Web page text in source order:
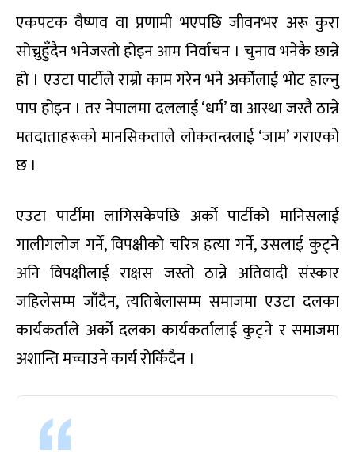
एकपटक वैष्णव वा प्रणामी भएपछि जीवनभर अरू कुरा
सोच्नुहुँदैन भनेजस्तो होइन आम निर्वाचन । चुनाव भनेकै छान्ने
हो । एउटा पार्टीले राम्रो काम गरेन भने अर्कोलाई भोट हाल्नु
पाप होइन । तर नेपालमा दललाई ‘धर्म’ वा आस्था जस्तै ठान्ने
मतदाताहरूको मानसिकताले लोकतन्त्रलाई ‘जाम’ गराएको
छ ।
एउटा पार्टीमा लागिसकेपछि अर्को पार्टीको मानिसलाई
गालीगलोज गर्ने, विपक्षीको चरित्र हत्या गर्ने, उसलाई कुट्ने
अनि विपक्षीलाई राक्षस जस्तो ठान्ने अतिवादी संस्कार
जहिलेसम्म जाँदैन, त्यतिबेलासम्म समाजमा एउटा दलका
कार्यकर्ताले अर्को दलका कार्यकर्तालाई कुट्ने र समाजमा
अशान्ति मच्चाउने कार्य रोकिँदैन ।